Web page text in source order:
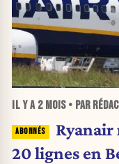
IL Y A 2 MOIS• PAR
Ryanair
20 lignes en